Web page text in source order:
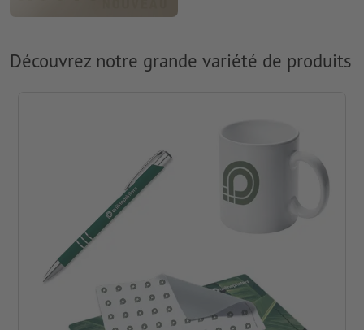
Découvrez notre grande variété de produits